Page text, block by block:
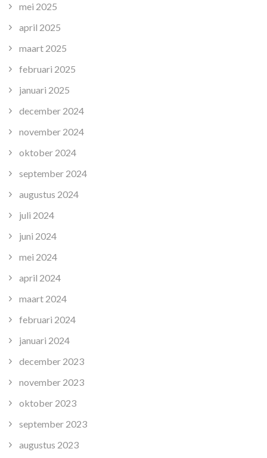
mei 2025
april 2025
maart 2025
februari 2025
januari 2025
december 2024
november 2024
oktober 2024
september 2024
augustus 2024
juli 2024
juni 2024
mei 2024
april 2024
maart 2024
februari 2024
januari 2024
december 2023
november 2023
oktober 2023
september 2023
augustus 2023